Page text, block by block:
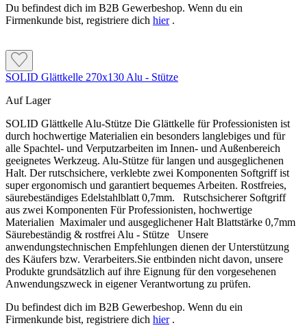
Beim Verkleben müssen nach dem Andrücken
mindestens 40 % Klebekontaktfläche erreicht werden.
Als Anstrich wird das Material mindestens zweilagig
aufgetragen. Als Spachtellage sind mindestens 2 mm
erforderlich. Der Feuchteschutz kann im Sockelbereich
bis 30 cm unter und 5 cm über Gelände geführt
werden.
Sockelflex Carbon ersetzt oberhalb des Geländes nicht den
vorgesehenen Deckputz. Wird das Material sichtbar über
einen Strukturputz geführt, können Unterschiede im Farbton
und Oberflächenbild entstehen. Zur Angleichung kann ein
zusätzlicher Anstrich mit einer geeigneten Caparol
Fassadenfarbe erforderlich sein.
Untergrund vorbereiten
ein geeigneter bituminöser Untergrund vorhanden ist
eine carbonfaserverstärkte Armierung benötigt wird
Zuerst genauer prüfen, wenn …
keine geeignete Bauwerksabdichtung vorhanden ist
die Bitumenbeschichtung noch weich oder feucht ist
Staunässe am Gebäude entstehen kann
ein anderer Dämmstoff als EPS oder XPS verwendet wird
Kleben, Armieren und Feuchteschutz
Kleben und Armieren
Beim Verkleben müssen nach dem Andrücken mindestens 40
% Klebekontaktfläche erreicht werden. Die Armierung wird
mindestens 3 mm dick ausgeführt; das Caparol Glasgewebe
wird mit mindestens 10 cm Überlappung ungefähr mittig
eingebettet.
Du befindest dich im B2B Gewerbeshop. Wenn du ein
Firmenkunde bist, registriere dich hier.
SOLID Glättkelle 270x130 Alu - Stütze
Auf Lager
SOLID Glättkelle Alu-Stütze Die Glättkelle für Professionisten ist
durch hochwertige Materialien ein besonders langlebiges und für
alle Spachtel- und Verputzarbeiten im Innen- und Außenbereich
geeignetes Werkzeug. Alu-Stütze für langen und ausgeglichenen
Halt. Der rutschsichere, verklebte zwei Komponenten Softgriff ist
super ergonomisch und garantiert bequemes Arbeiten. Rostfreies,
säurebeständiges Edelstahlblatt 0,7mm. Rutschsicherer Softgriff
aus zwei Komponenten Für Professionisten, hochwertige
Materialien Maximaler und ausgeglichener Halt Blattstärke 0,7mm
Säurebeständig & rostfrei Alu - Stütze Unsere
anwendungstechnischen Empfehlungen dienen der Unterstützung
des Käufers bzw. Verarbeiters.Sie entbinden nicht davon, unsere
Produkte grundsätzlich auf ihre Eignung für den vorgesehenen
Anwendungszweck in eigener Verantwortung zu prüfen.
Du befindest dich im B2B Gewerbeshop. Wenn du ein
Firmenkunde bist, registriere dich hier.